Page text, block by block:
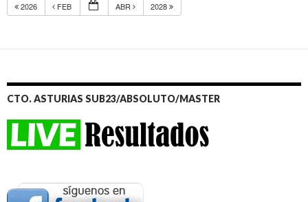
2026 FEB ABR 2028
CTO. ASTURIAS SUB23/ABSOLUTO/MASTER